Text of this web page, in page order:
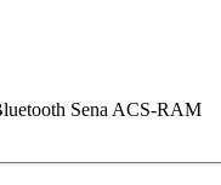
Sena ACS-RAM